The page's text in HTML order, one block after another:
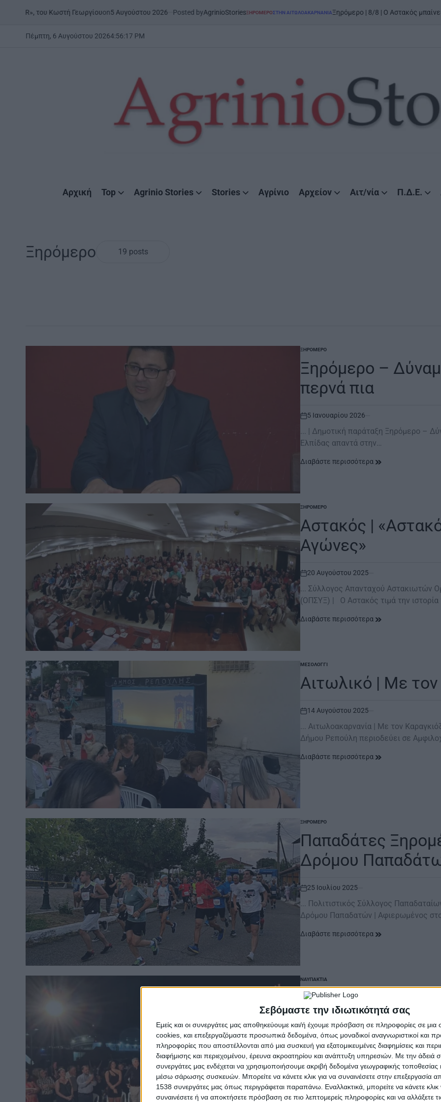
Σεβόμαστε την ιδιωτικότητά σας
Εμείς και οι συνεργάτες μας αποθηκεύουμε και/ή έχουμε πρόσβαση σε πληροφορίες σε
cookies, και επεξεργαζόμαστε προσωπικά δεδομένα, όπως μοναδικοί αναγνωριστικοί και
πληροφορίες που αποστέλλονται από μια συσκευή για εξατομικευμένες διαφημίσεις και
διαφήμισης και περιεχομένου, έρευνα ακροατηρίου και ανάπτυξη υπηρεσιών. Με την άδειά
συνεργάτες μας ενδέχεται να χρησιμοποιήσουμε ακριβή δεδομένα γεωγραφικής τοποθεσίας
μέσω σάρωσης συσκευών. Μπορείτε να κάνετε κλικ για να συναινέσετε στην επεξεργασία
1538 συνεργάτες μας όπως περιγράφεται παραπάνω. Εναλλακτικά, μπορείτε να κάνετε κλικ
συναινέσετε ή να αποκτήσετε πρόσβαση σε πιο λεπτομερείς πληροφορίες και να αλλάξετε
Γεωργίουon5 Αυγούστου 2026 Posted byAgrinioStoriesPOSTED
ΞΗΡΟΜΕΡΟΣΤΗΝ ΑΙΤΩΛΟΑΚΑΡΝΑΝΊΑΞηρόμερο | 8/8 | Ο Αστακός μπαίνει στον χορό on5
Πέμπτη, 6 Αυγούστου 20264:56:19 PM
Αρχική Top Agrinio Stories Stories Αγρίνιο Αρχείον Αιτ/νία Π.Δ.Ε.
Ξηρόμερο 19 posts
POSTED
ΞΗΡΟΜΕΡΟ
Ξηρόμερο –
περνά πια
on
5 Ιανουαρίου 2026
... | Δημοτική παράταξη Ξηρόμερο –
Ελπίδας απαντά στην…
Διαβάστε περισσότερα
POSTED
ΞΗΡΟΜΕΡΟ
Αστακός |
Αγώνες»
on
20 Αυγούστου 2025
... Σύλλογος Απανταχού Αστακιωτών
(ΟΠΣΥΞ) | Ο Αστακός τιμά την ιστορία
Διαβάστε περισσότερα
POSTED
ΜΕΣΟΛΌΓΓΙ
Αιτωλικό | Mε
on
14 Αυγούστου 2025
... Αιτωλοακαρνανία | Mε τον
Δήμου Ρεπούλη περιοδεύει σε
Διαβάστε περισσότερα
POSTED
ΞΗΡΟΜΕΡΟ
Παπαδάτες
Δρόμου
on
25 Ιουλίου 2025
... Πολιτιστικός Σύλλογος
Δρόμου Παπαδατών | Αφιερωμένος
Διαβάστε περισσότερα
POSTED
IN
ΝΑΥΠΑΚΤΊΑ
Ξηρόμερο |
δημαγωγία,
διαστρέβλωση
on
22 Ιανουαρίου 2025
. Ξηρόμερο | Δύναμη Ελπίδας
πραγματικότητα Προσπάθεια